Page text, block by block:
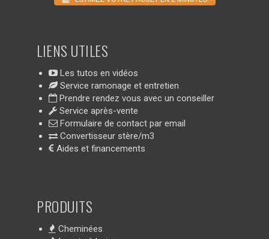
LIENS UTILES
Les tutos en vidéos
Service ramonage et entretien
Prendre rendez vous avec un conseiller
Service après-vente
Formulaire de contact par email
Convertisseur stère/m3
Aides et financements
PRODUITS
Cheminées